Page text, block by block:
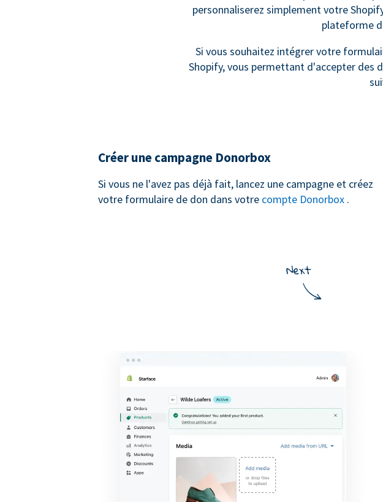
personnaliserez simplement votre
plateforme
Si vous souhaitez intégrer votre
Shopify, vous permettant d'accepter des
Créer une campagne Donorbox
Si vous ne l'avez pas déjà fait, lancez une campagne et créez
votre formulaire de don dans votre compte Donorbox .